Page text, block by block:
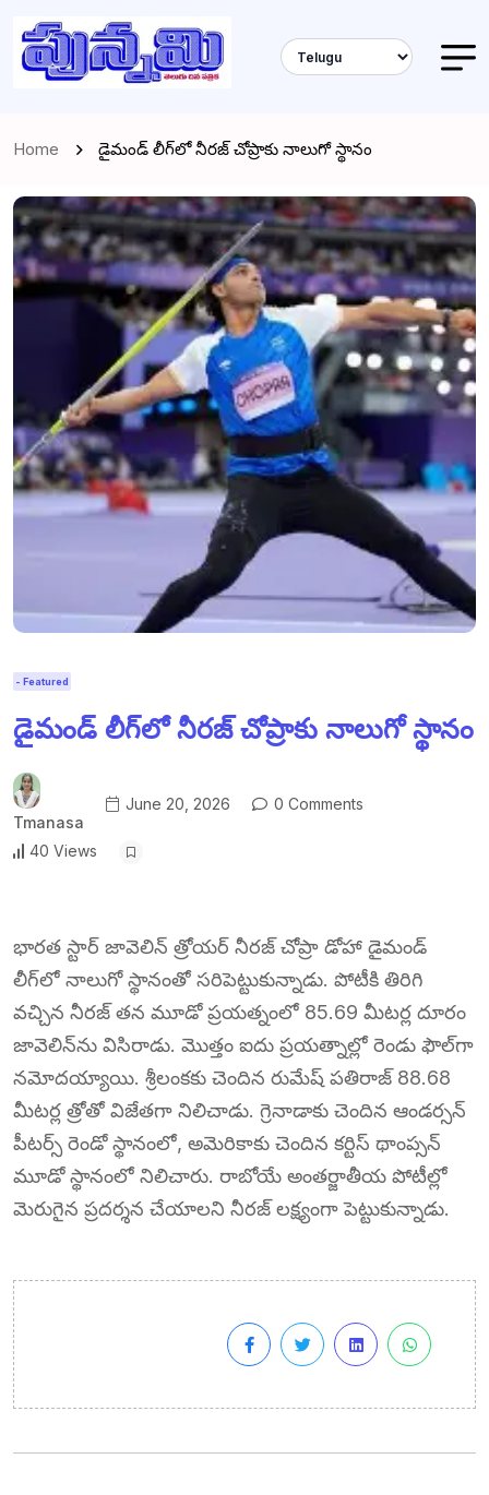
Home డైమండ్ లీగ్‌లో నీరజ్ చోప్రాకు నాలుగో స్థానం
- Featured
డైమండ్ లీగ్‌లో నీరజ్ చోప్రాకు నాలుగో స్థానం
Tmanasa
June 20, 2026 0 Comments
40 Views
భారత స్టార్ జావెలిన్ త్రోయర్ నీరజ్ చోప్రా డోహా డైమండ్
లీగ్‌లో నాలుగో స్థానంతో సరిపెట్టుకున్నాడు. పోటీకి తిరిగి
వచ్చిన నీరజ్ తన మూడో ప్రయత్నంలో 85.69 మీటర్ల దూరం
జావెలిన్‌ను విసిరాడు. మొత్తం ఐదు ప్రయత్నాల్లో రెండు ఫౌల్‌గా
నమోదయ్యాయి. శ్రీలంకకు చెందిన రుమేష్ పతిరాజ్ 88.68
మీటర్ల త్రోతో విజేతగా నిలిచాడు. గ్రెనాడాకు చెందిన ఆండర్సన్
పీటర్స్ రెండో స్థానంలో, అమెరికాకు చెందిన కర్టిస్ థాంప్సన్
మూడో స్థానంలో నిలిచారు. రాబోయే అంతర్జాతీయ పోటీల్లో
మెరుగైన ప్రదర్శన చేయాలని నీరజ్ లక్ష్యంగా పెట్టుకున్నాడు.